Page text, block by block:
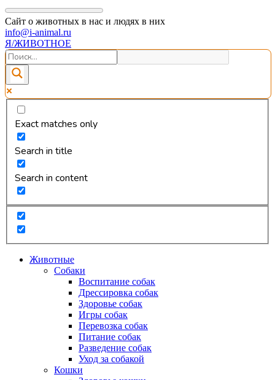
Сайт о животных в нас и людях в них
info@i-animal.ru
Я/ЖИВОТНОЕ
Exact matches only
Search in title
Search in content
Животные
Собаки
Воспитание собак
Дрессировка собак
Здоровье собак
Игры собак
Перевозка собак
Питание собак
Разведение собак
Уход за собакой
Кошки